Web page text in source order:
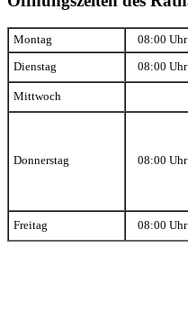
Montag 08:00
Dienstag 08:00
Mittwoch
Donnerstag 08:00
Freitag 08:00